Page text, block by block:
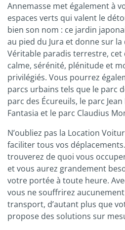
Annemasse met également à
espaces verts qui valent le
bien son nom : ce jardin
au pied du Jura et donne sur la
Véritable paradis terrestre,
calme, sérénité, plénitude et
privilégiés. Vous pourrez
parcs urbains tels que le parc
parc des Écureuils, le parc
Fantasia et le parc Claudius
N’oubliez pas la Location
faciliter tous vos
trouverez de quoi vous
et vous aurez grandement
votre portée à toute heure.
vous ne souffrirez
transport, d’autant plus que
propose des solutions sur